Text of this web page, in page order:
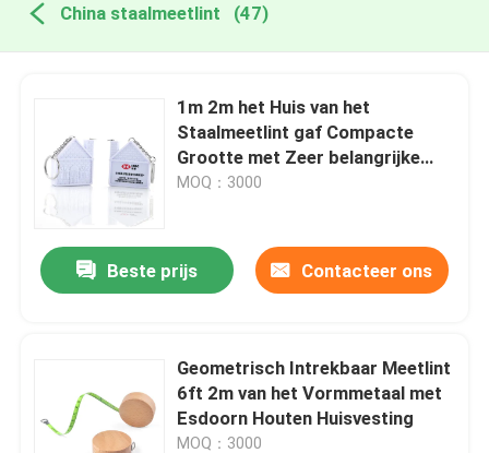
China staalmeetlint (47)
1m 2m het Huis van het
Staalmeetlint gaf Compacte
Grootte met Zeer belangrijke
ketting gestalte
MOQ：3000
Beste prijs Contacteer ons
Geometrisch Intrekbaar Meetlint
6ft 2m van het Vormmetaal met
Esdoorn Houten Huisvesting
MOQ：3000